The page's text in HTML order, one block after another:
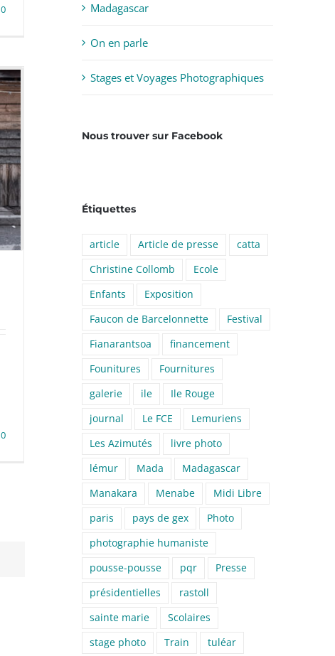
0
0
Madagascar
On en parle
Stages et Voyages Photographiques
Nous trouver sur Facebook
Étiquettes
article Article de presse
catta
Christine Collomb
Ecole
Enfants
Exposition
Faucon de Barcelonnette
Festival
Fianarantsoa
financement
Founitures
Fournitures
galerie
ile
Ile Rouge
journal
Le FCE
Lemuriens
Les Azimutés
livre photo
lémur
Mada
Madagascar
Manakara
Menabe
Midi Libre
paris
pays de gex
Photo
photographie humaniste
pousse-pousse
pqr
Presse
présidentielles
rastoll
sainte marie
Scolaires
stage photo
Train tuléar